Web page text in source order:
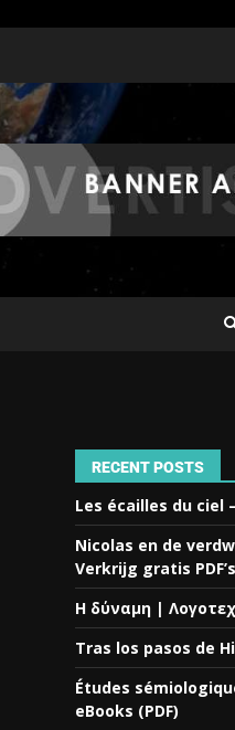
RECENT POSTS
Les écailles du ciel
Nicolas en de
Verkrijg gratis PDF’s
Η δύναμη |
Tras los pasos de
Études
eBooks (PDF)